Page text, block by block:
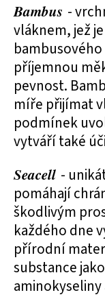
Bambus -
vláknem, jež
příjemnou
pevnost.
míře přijímat
podmínek
vytváří také
Seacell -
pomáhají
škodlivým
každého dne
přírodní
substance
aminokyseliny